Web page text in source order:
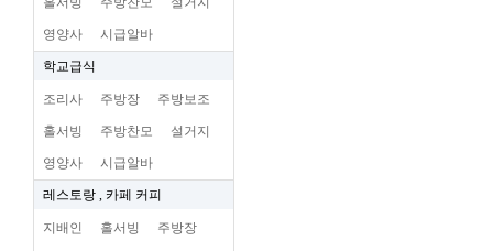
영양사 시급알바
학교급식
조리사 주방장 주방보조
홀서빙 주방찬모 설거지
영양사 시급알바
레스토랑 , 카페 커피
지배인 홀서빙 주방장